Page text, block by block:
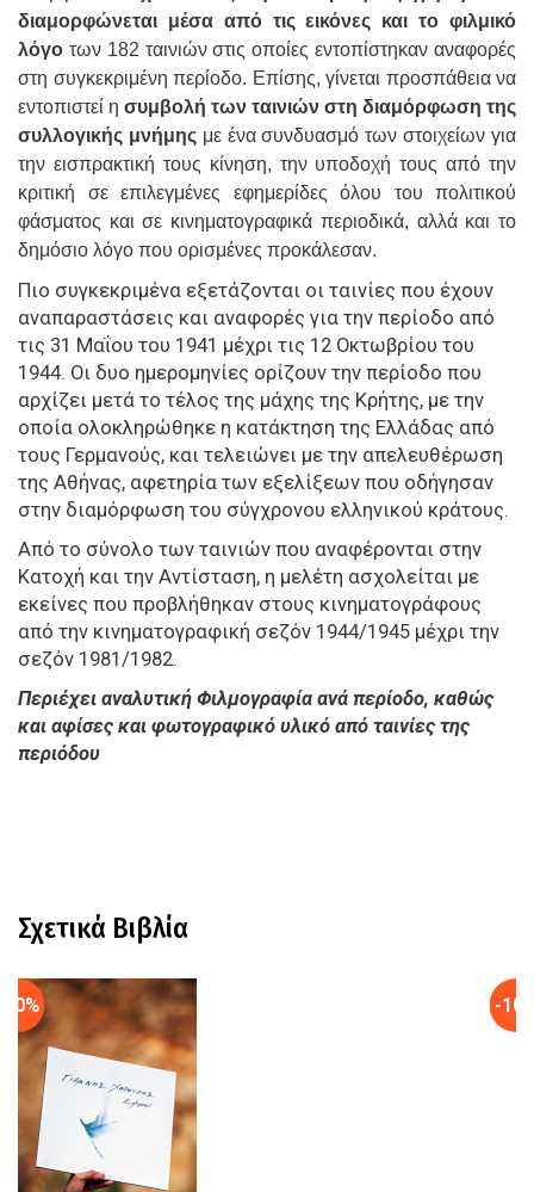
διαμορφώνεται μέσα από τις εικόνες και το φιλμικό
λόγο των 182 ταινιών στις οποίες εντοπίστηκαν αναφορές
στη συγκεκριμένη περίοδο. Επίσης, γίνεται προσπάθεια να
εντοπιστεί η συμβολή των ταινιών στη διαμόρφωση της
συλλογικής μνήμηςμε ένα συνδυασμό των στοιχείων για
την εισπρακτική τους κίνηση, την υποδοχή τους από την
κριτική σε επιλεγμένες εφημερίδες όλου του πολιτικού
φάσματος και σε κινηματογραφικά περιοδικά, αλλά και το
δημόσιο λόγο που ορισμένες προκάλεσαν.
Πιο συγκεκριμένα εξετάζονται οι ταινίες που έχουν
αναπαραστάσεις και αναφορές για την περίοδο από
τις 31 Μαΐου του 1941 μέχρι τις 12 Οκτωβρίου του
1944. Οι δυο ημερομηνίες ορίζουν την περίοδο που
αρχίζει μετά το τέλος της μάχης της Κρήτης, με την
οποία ολοκληρώθηκε η κατάκτηση της Ελλάδας από
τους Γερμανούς, και τελειώνει με την απελευθέρωση
της Αθήνας, αφετηρία των εξελίξεων που οδήγησαν
στην διαμόρφωση του σύγχρονου ελληνικού κράτους.
Από το σύνολο των ταινιών που αναφέρονται στην
Κατοχή και την Αντίσταση, η μελέτη ασχολείται με
εκείνες που προβλήθηκαν στους κινηματογράφους
από την κινηματογραφική σεζόν 1944/1945 μέχρι την
σεζόν 1981/1982.
Περιέχει αναλυτική Φιλμογραφία ανά περίοδο, καθώς
και αφίσες και φωτογραφικό υλικό από ταινίες της
περιόδου
Σχετικά Βιβλία
-